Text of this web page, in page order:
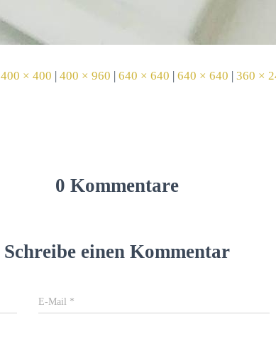
400 × 400 | 400 × 960 | 640 × 640 | 640 × 640 | 360 ×
0 Kommentare
Schreibe einen Kommentar
E-Mail *